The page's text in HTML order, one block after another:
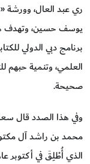
ري عبد العال، وورشة
يوسف حسين، وتهدف
برنامج دبي الدولي
العلمي، وتنمية حبهم
صحيحة.
وفي هذا الصدد قال
محمد بن راشد آل مكتوم